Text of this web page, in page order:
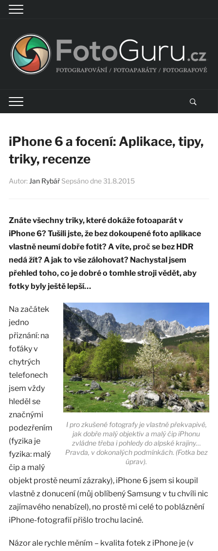
iPhone 6 a focení: Aplikace, tipy,
triky, recenze
Autor: Jan Rybář Sepsáno dne 31.8.2015
Znáte všechny triky, které dokáže fotoaparát v
iPhone 6? Tušili jste, že bez dokoupené foto aplikace
vlastně neumí dobře fotit? A víte, proč se bez HDR
nedá žít? A jak to vše zálohovat? Nachystal jsem
přehled toho, co je dobré o tomhle stroji vědět, aby
fotky byly ještě lepší…
I pro zkušené fotografy je vlastně překvapivé,
jak dobře malý objektiv a malý čip iPhonu
zvládne třeba i pohledy do alpské krajiny…
Pravda, v dokonalých podmínkách. (Fotka bez
úprav).
Na začátek
jedno
přiznání: na
foťáky v
chytrých
telefonech
jsem vždy
hleděl se
značnými
podezřením
(fyzika je
fyzika: malý
čip a malý
objekt prostě neumí zázraky), iPhone 6 jsem si koupil
vlastně z donucení (můj oblíbený Samsung v tu chvíli nic
zajímavého nenabízel), no prostě mi celé to pobláznění
iPhone-fotografií přišlo trochu laciné.
Názor ale rychle měním – kvalita fotek z iPhone je (v